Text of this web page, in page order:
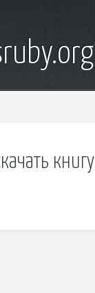
книгу